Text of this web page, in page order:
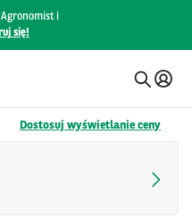
i
się!
Dostosuj wyświetlanie ceny